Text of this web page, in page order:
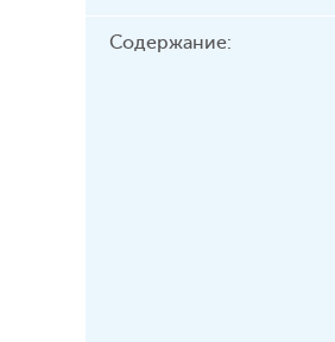
Содержание: